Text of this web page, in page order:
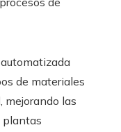
de materiales
mejorando las
plantas